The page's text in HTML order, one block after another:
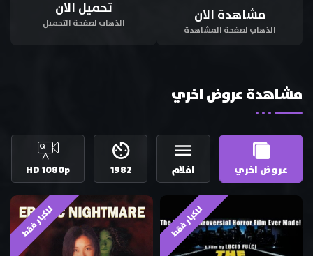
مشاهدة الان
الذهاب لصفحة المشاهدة
تحميل الان
الذهاب لصفحة التحميل
مشاهدة عروض اخري
عروض اخري افلام 1982
HD 1080p
للكبار فقط للكبار فقط